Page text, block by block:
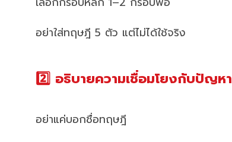
อย่าใส่ทฤษฎี 5 ตัว แต่ไม่ได้ใช้จริง
2️⃣ อธิบายความเชื่อมโยงกับปัญหา
อย่าแค่บอกชื่อทฤษฎี